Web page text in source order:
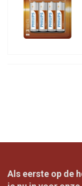
Als eerste op de